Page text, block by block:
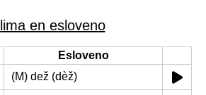
en esloveno
Esloveno
(M) dež (dèž)